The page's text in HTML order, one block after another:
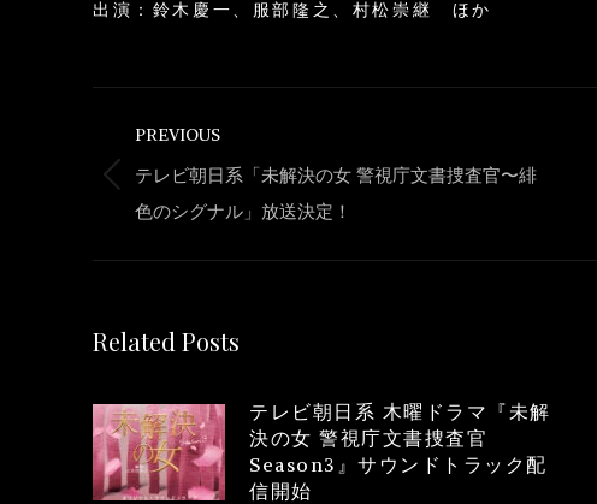
出演：鈴木慶一、服部隆之、村松崇継 ほか
navigation
PREVIOUS
Previous
post:
テレビ朝日系「未解決の女 警視庁文書捜査官〜緋
色のシグナル」放送決定！
Related Posts
テレビ朝日系 木曜ドラマ『未解
決の女 警視庁文書捜査官
Season3』サウンドトラック配
信開始